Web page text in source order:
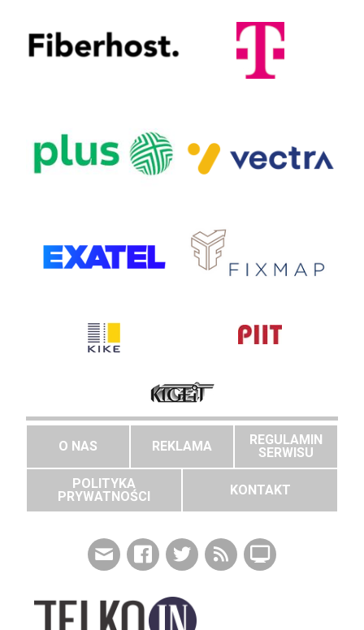
O NAS REKLAMA
REGULAMIN
SERWISU
POLITYKA
PRYWATNOŚCI
KONTAKT